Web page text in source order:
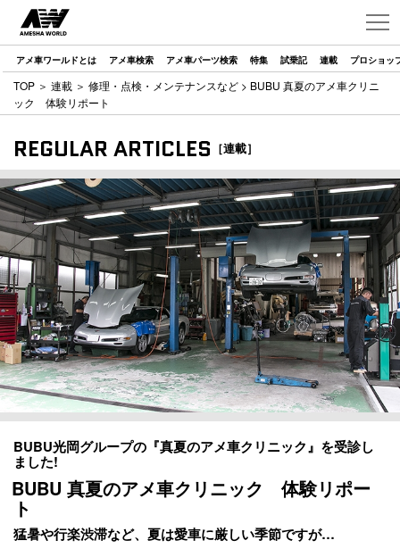
アメ車ワールドとは アメ車検索 アメ車パーツ検索 特集 試乗記 連載 プロショッ
TOP ＞ 連載 ＞ 修理・点検・メンテナンスなど > BUBU 真夏のアメ車クリニ
ック 体験リポート
REGULAR ARTICLES ［連載］
BUBU光岡グループの『真夏のアメ車クリニック』を受診し
ました!
BUBU 真夏のアメ車クリニック 体験リポー
ト
猛暑や行楽渋滞など、夏は愛車に厳しい季節ですが…